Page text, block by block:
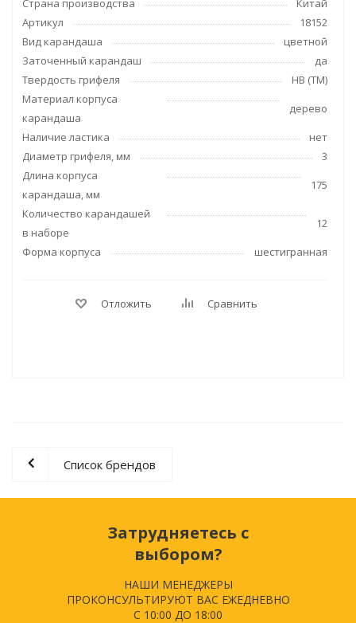
Страна производства
Китай
Артикул
18152
Вид карандаша
цветной
Заточенный карандаш
да
Твердость грифеля
НВ (ТМ)
Материал корпуса
карандаша
дерево
Наличие ластика
нет
Диаметр грифеля, мм
3
Длина корпуса
карандаша, мм
175
Количество карандашей
в наборе
12
Форма корпуса
шестигранная
Отложить Сравнить
Список брендов
Затрудняетесь с
выбором?
НАШИ МЕНЕДЖЕРЫ
ПРОКОНСУЛЬТИРУЮТ ВАС ЕЖЕДНЕВНО
С 10:00 ДО 18:00